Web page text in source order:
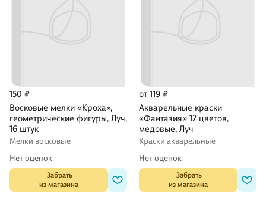
150 ₽
Восковые мелки «Кроха»,
геометрические фигуры, Луч,
16 штук
Мелки восковые
Нет оценок
Забрать
из магазина
от 119 ₽
Акварельные краски
«Фантазия» 12 цветов,
медовые, Луч
Краски акварельные
Нет оценок
Забрать
из магазина